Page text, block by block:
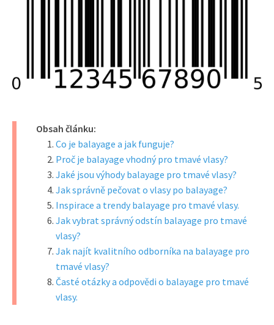
Obsah článku:
Co je balayage a jak funguje?
Proč je balayage vhodný pro tmavé vlasy?
Jaké jsou výhody balayage pro tmavé vlasy?
Jak správně pečovat o vlasy po balayage?
Inspirace a trendy balayage pro tmavé vlasy.
Jak vybrat správný odstín balayage pro tmavé
vlasy?
Jak najít kvalitního odborníka na balayage pro
tmavé vlasy?
Časté otázky a odpovědi o balayage pro tmavé
vlasy.